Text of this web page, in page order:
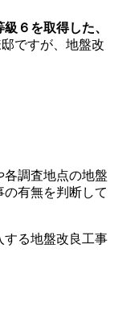
６を取得した、
ですが、地盤改
調査地点の地盤
有無を判断して
する地盤改良工事